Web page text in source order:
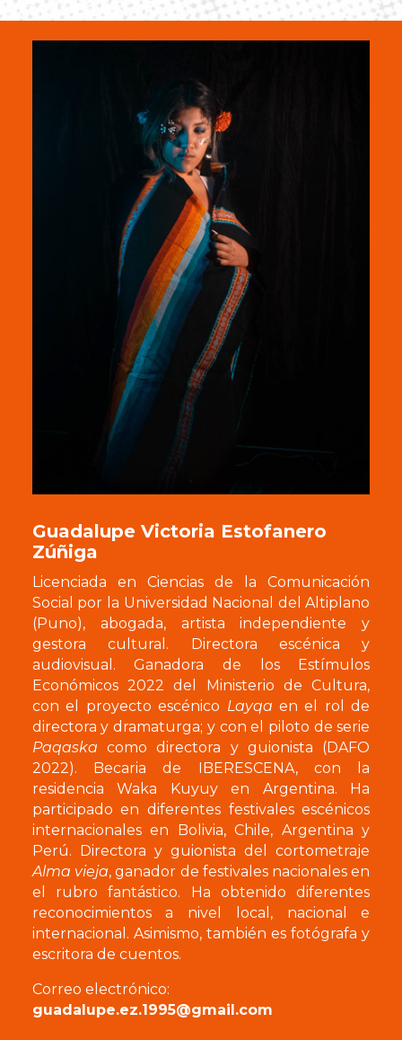
Guadalupe Victoria Estofanero
Zúñiga
Licenciada en Ciencias de la Comunicación
Social por la Universidad Nacional del Altiplano
(Puno), abogada, artista independiente y
gestora cultural. Directora escénica y
audiovisual. Ganadora de los Estímulos
Económicos 2022 del Ministerio de Cultura,
con el proyecto escénico Layqa en el rol de
directora y dramaturga; y con el piloto de serie
Paqaska como directora y guionista (DAFO
2022). Becaria de IBERESCENA, con la
residencia Waka Kuyuy en Argentina. Ha
participado en diferentes festivales escénicos
internacionales en Bolivia, Chile, Argentina y
Perú. Directora y guionista del cortometraje
Alma vieja, ganador de festivales nacionales en
el rubro fantástico. Ha obtenido diferentes
reconocimientos a nivel local, nacional e
internacional. Asimismo, también es fotógrafa y
escritora de cuentos.
Correo electrónico:
guadalupe.ez.1995@gmail.com